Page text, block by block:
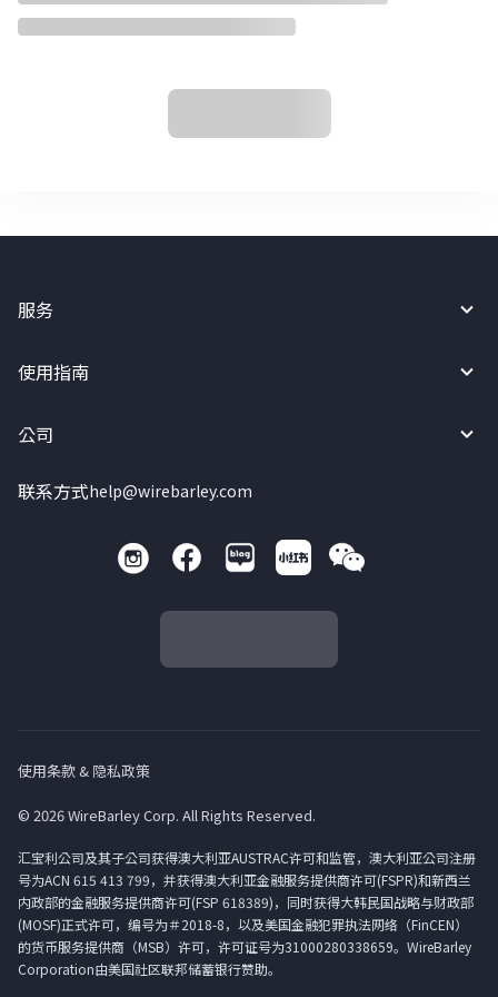
服务
使用指南
公司
联系方式help@wirebarley.com
使用条款 & 隐私政策
© 2026 WireBarley Corp. All Rights Reserved.
汇宝利公司及其子公司获得澳大利亚AUSTRAC许可和监管，澳大利亚公司注册
号为ACN 615 413 799，并获得澳大利亚金融服务提供商许可(FSPR)和新西兰
内政部的金融服务提供商许可(FSP 618389)，同时获得大韩民国战略与财政部
(MOSF)正式许可，编号为＃2018-8，以及美国金融犯罪执法网络（FinCEN）
的货币服务提供商（MSB）许可，许可证号为31000280338659。WireBarley
Corporation由美国社区联邦储蓄银行赞助。